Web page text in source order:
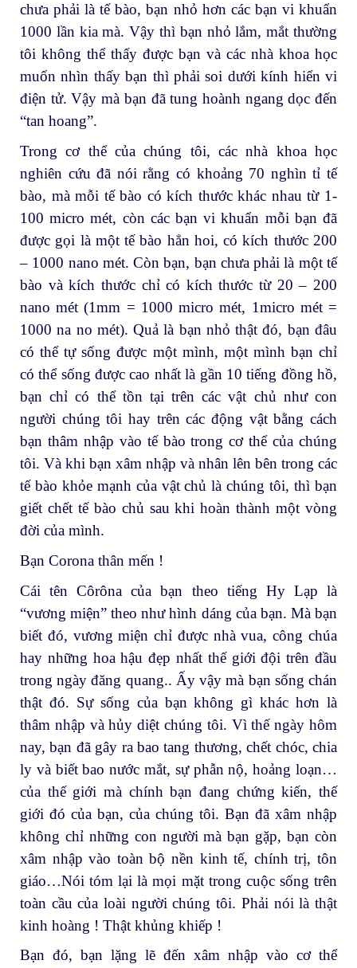
chưa phải là tế bào, bạn nhỏ hơn các bạn vi khuẩn
1000 lần kia mà. Vậy thì bạn nhỏ lắm, mắt thường
tôi không thể thấy được bạn và các nhà khoa học
muốn nhìn thấy bạn thì phải soi dưới kính hiển vi
điện tử. Vậy mà bạn đã tung hoành ngang dọc đến
“tan hoang”.
Trong cơ thể của chúng tôi, các nhà khoa học
nghiên cứu đã nói rằng có khoảng 70 nghìn tỉ tế
bào, mà mỗi tế bào có kích thước khác nhau từ 1-
100 micro mét, còn các bạn vi khuẩn mỗi bạn đã
được gọi là một tế bào hẳn hoi, có kích thước 200
– 1000 nano mét. Còn bạn, bạn chưa phải là một tế
bào và kích thước chỉ có kích thước từ 20 – 200
nano mét (1mm = 1000 micro mét, 1micro mét =
1000 na no mét). Quả là bạn nhỏ thật đó, bạn đâu
có thể tự sống được một mình, một mình bạn chỉ
có thể sống được cao nhất là gần 10 tiếng đồng hồ,
bạn chỉ có thể tồn tại trên các vật chủ như con
người chúng tôi hay trên các động vật bằng cách
bạn thâm nhập vào tế bào trong cơ thể của chúng
tôi. Và khi bạn xâm nhập và nhân lên bên trong các
tế bào khỏe mạnh của vật chủ là chúng tôi, thì bạn
giết chết tế bào chủ sau khi hoàn thành một vòng
đời của mình.
Bạn Corona thân mến !
Cái tên Côrôna của bạn theo tiếng Hy Lạp là
“vương miện” theo như hình dáng của bạn. Mà bạn
biết đó, vương miện chỉ được nhà vua, công chúa
hay những hoa hậu đẹp nhất thế giới đội trên đầu
trong ngày đăng quang.. Ấy vậy mà bạn sống chán
thật đó. Sự sống của bạn không gì khác hơn là
thâm nhập và hủy diệt chúng tôi. Vì thế ngày hôm
nay, bạn đã gây ra bao tang thương, chết chóc, chia
ly và biết bao nước mắt, sự phẫn nộ, hoảng loạn…
của thế giới mà chính bạn đang chứng kiến, thế
giới đó của bạn, của chúng tôi. Bạn đã xâm nhập
không chỉ những con người mà bạn gặp, bạn còn
xâm nhập vào toàn bộ nền kinh tế, chính trị, tôn
giáo…Nói tóm lại là mọi mặt trong cuộc sống trên
toàn cầu của loài người chúng tôi. Phải nói là thật
kinh hoàng ! Thật khủng khiếp !
Bạn đó, bạn lặng lẽ đến xâm nhập vào cơ thể